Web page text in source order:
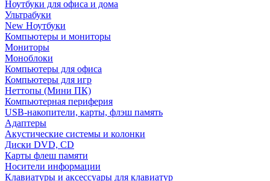
Ноутбуки для офиса и дома
Ультрабуки
New Ноутбуки
Компьютеры и мониторы
Мониторы
Моноблоки
Компьютеры для офиса
Компьютеры для игр
Неттопы (Мини ПК)
Компьютерная периферия
USB-накопители, карты, флэш память
Адаптеры
Акустические системы и колонки
Диски DVD, CD
Карты флеш памяти
Носители информации
Клавиатуры и аксессуары для клавиатур